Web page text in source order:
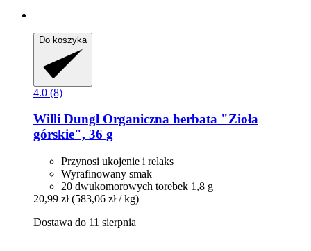
Do koszyka
4.0 (8)
Willi Dungl Organiczna herbata "Zioła
górskie", 36 g
Przynosi ukojenie i relaks
Wyrafinowany smak
20 dwukomorowych torebek 1,8 g
20,99 zł (583,06 zł / kg)
Dostawa do 11 sierpnia